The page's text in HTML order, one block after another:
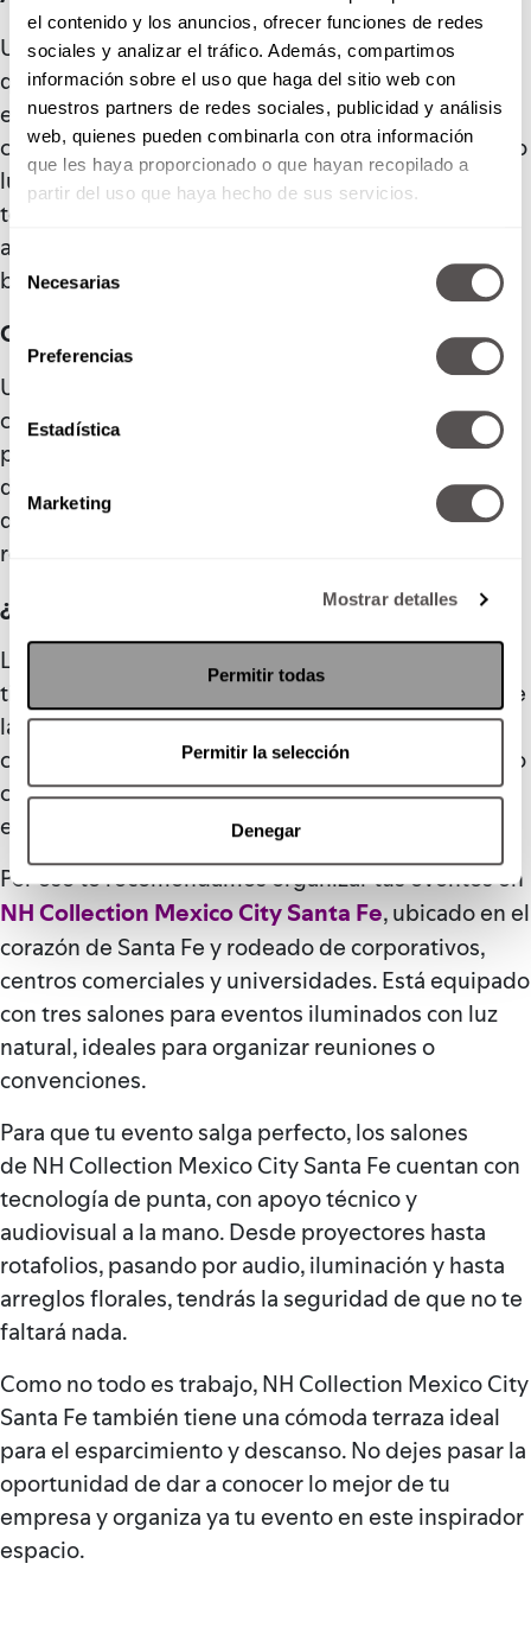
el contenido y los anuncios, ofrecer funciones de redes
sociales y analizar el tráfico. Además, compartimos
información sobre el uso que haga del sitio web con
nuestros partners de redes sociales, publicidad y análisis
web, quienes pueden combinarla con otra información
que les haya proporcionado o que hayan recopilado a
partir del uso que haya hecho de sus servicios.
Selección
de Necesarias
Preferencias
Estadística
Marketing
Mostrar detalles
Permitir todas
Permitir la selección
Denegar
Un evento no es nada fácil de organizar, por eso es
que hacer uno exitoso demuestra que tienes la
experiencia necessaria, la capacidad de
convocatoria y el liderazgo para reunir en un mismo
lugar a tantos especialistas e interesados por el
tema. Esta demostración de capacidad es un
anzuelo para atraer inversionistas, prensa y hacer
buen networking.
Conecta mejor con tu equipo
Un evento interno, como una celebración,
capacitaciones o una sesión de lluvia de ideas
pueden ser el catalizador ideal para sacar lo mejor
de un equipo de trabajo. Además de demostrarles
que su aportación es importante, puede resultar
refrescante interactuar en un nuevo entorno.
¿Cómo hacer un evento exitoso?
La clave principal es la organización. Planear con
tiempo es básico, como también definir claramente
las metas del evento. Sin embargo, los factores
clave para que la gente asista y todo se lleve a cabo
como se debe es la ubicación y la calidad del
espacio.
Por eso te recomendamos organizar tus eventos en
NH Collection Mexico City Santa Fe, ubicado en el
corazón de Santa Fe y rodeado de corporativos,
centros comerciales y universidades. Está equipado
con tres salones para eventos iluminados con luz
natural, ideales para organizar reuniones o
convenciones.
Para que tu evento salga perfecto, los salones
de NH Collection Mexico City Santa Fe cuentan con
tecnología de punta, con apoyo técnico y
audiovisual a la mano. Desde proyectores hasta
rotafolios, pasando por audio, iluminación y hasta
arreglos florales, tendrás la seguridad de que no te
faltará nada.
Como no todo es trabajo, NH Collection Mexico City
Santa Fe también tiene una cómoda terraza ideal
para el esparcimiento y descanso. No dejes pasar la
oportunidad de dar a conocer lo mejor de tu
empresa y organiza ya tu evento en este inspirador
espacio.